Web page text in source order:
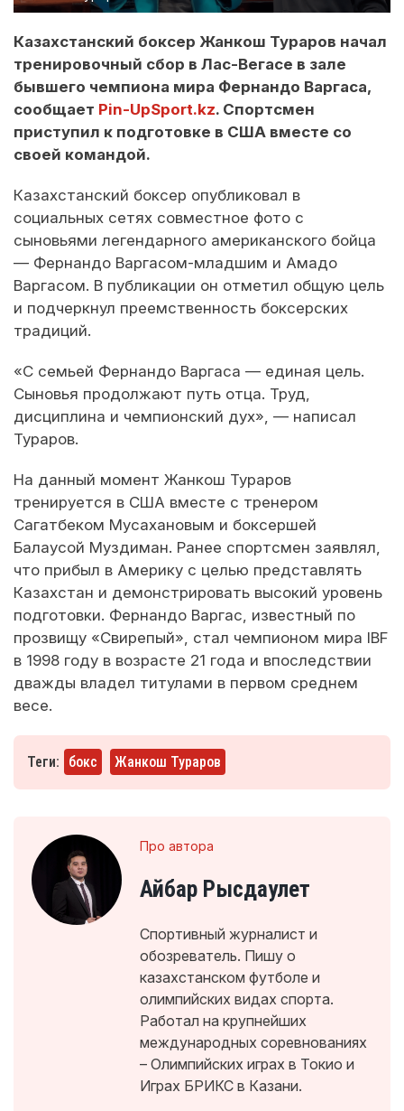
Казахстанский боксер Жанкош Тураров начал
тренировочный сбор в Лас-Вегасе в зале
бывшего чемпиона мира Фернандо Варгаса,
сообщает Pin-UpSport.kz. Спортсмен
приступил к подготовке в США вместе со
своей командой.
Казахстанский боксер опубликовал в
социальных сетях совместное фото с
сыновьями легендарного американского бойца
— Фернандо Варгасом-младшим и Амадо
Варгасом. В публикации он отметил общую цель
и подчеркнул преемственность боксерских
традиций.
«С семьей Фернандо Варгаса — единая цель.
Сыновья продолжают путь отца. Труд,
дисциплина и чемпионский дух», — написал
Тураров.
На данный момент Жанкош Тураров
тренируется в США вместе с тренером
Сагатбеком Мусахановым и боксершей
Балаусой Муздиман. Ранее спортсмен заявлял,
что прибыл в Америку с целью представлять
Казахстан и демонстрировать высокий уровень
подготовки. Фернандо Варгас, известный по
прозвищу «Свирепый», стал чемпионом мира IBF
в 1998 году в возрасте 21 года и впоследствии
дважды владел титулами в первом среднем
весе.
Теги: бокс Жанкош Тураров
Про автора
Айбар Рысдаулет
Спортивный журналист и
обозреватель. Пишу о
казахстанском футболе и
олимпийских видах спорта.
Работал на крупнейших
международных соревнованиях
– Олимпийских играх в Токио и
Играх БРИКС в Казани.